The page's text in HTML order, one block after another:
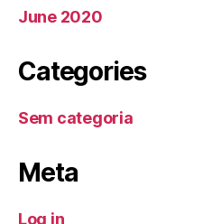
June 2020
Categories
Sem categoria
Meta
Log in